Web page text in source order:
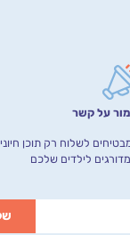
על קשר
לשלוח רק תוכן חיוני
לילדים שלכם